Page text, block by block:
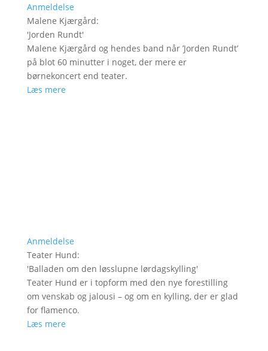
Anmeldelse
Malene Kjærgård:
'Jorden Rundt'
Malene Kjærgård og hendes band når ’Jorden Rundt’
på blot 60 minutter i noget, der mere er
børnekoncert end teater.
Læs mere
Anmeldelse
Teater Hund:
'Balladen om den løsslupne lørdagskylling'
Teater Hund er i topform med den nye forestilling
om venskab og jalousi – og om en kylling, der er glad
for flamenco.
Læs mere